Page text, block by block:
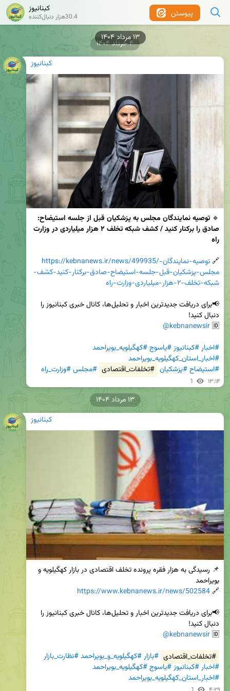
۱۳ مرداد ۱۴۰۴
پیوستن کبنانیوز
30.4هزار دنبال‌کننده
کبنانیوز
🔹
راه
🔗
https://kebnanews.ir/news/499935/توصیه-نمایندگان-
مجلس-پزشکیان-قبل-جلسه-استیضاح-صادق-برکنار-کنید-کشف-
شبکه-تخلف-۲-هزار-میلیاردی-وزارت-راه
🆔
@kebnanewsir
#اخبار#کبنانیوز#یاسوج#کهگیلویه_بویراحمد
#اخبار_استان_کهگیلویه_بویراحمد
#استیضاح#پزشکیان #تخلفات_اقتصادی #مجلس#وزارت_راه
1 ۱۳:۱۴
۴ خرداد ۱۴۰۴
کبنانیوز
🔗
https://www.kebnanews.ir/news/502584
🆔
@kebnanewsir
#تخلفات_اقتصادی #بازار#کهگیلویه_و_بویراحمد#نظارت_بازار
#اخبار#کبنانیوز#یاسوج#کهگیلویه_بویراحمد
#اخبار_استان_کهگیلویه_بویراحمد
۱۳ مرداد ۱۴۰۴